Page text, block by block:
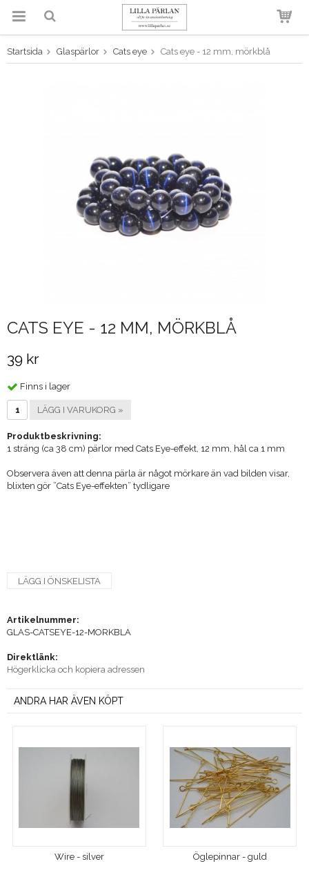
Produkten har blivit tillagd i
varukorgen
Startsida Glaspärlor Cats eye Cats eye - 12 mm, mörkblå
CATS EYE - 12 MM, MÖRKBLÅ
39 kr
Finns i lager
LÄGG I VARUKORG »
Produktbeskrivning:
1 sträng (ca 38 cm) pärlor med Cats Eye-effekt, 12 mm, hål ca 1 mm
Observera även att denna pärla är något mörkare än vad bilden visar,
blixten gör ”Cats Eye-effekten” tydligare
LÄGG I ÖNSKELISTA
Artikelnummer:
GLAS-CATSEYE-12-MORKBLA
Direktlänk:
Högerklicka och kopiera adressen
ANDRA HAR ÄVEN KÖPT
Wire - silver Öglepinnar - guld